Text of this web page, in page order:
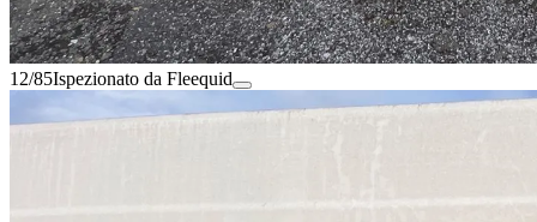
12/85Ispezionato da Fleequid